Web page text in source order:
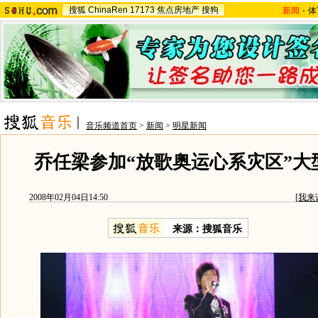
搜狐 ChinaRen 17173 焦点房地产 搜狗 新闻 -
音乐频道首页 > 新闻 > 明星新闻
乔任梁参加“放歌奥运心系灾区”大
2008年02月04日14:50 [我来
来源：搜狐音乐